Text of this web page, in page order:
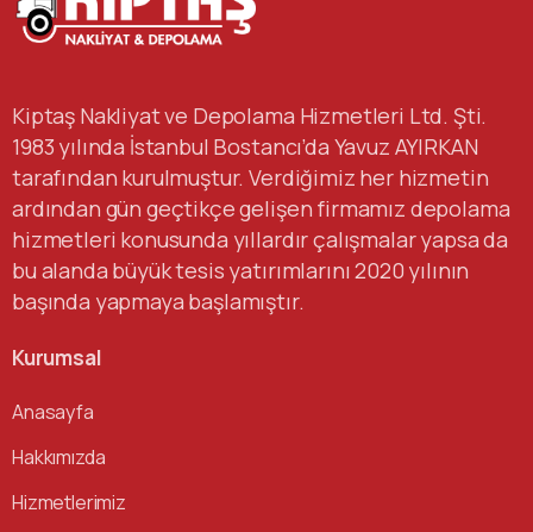
Kiptaş Nakliyat ve Depolama Hizmetleri Ltd. Şti.
1983 yılında İstanbul Bostancı’da Yavuz AYIRKAN
tarafından kurulmuştur. Verdiğimiz her hizmetin
ardından gün geçtikçe gelişen firmamız depolama
hizmetleri konusunda yıllardır çalışmalar yapsa da
bu alanda büyük tesis yatırımlarını 2020 yılının
başında yapmaya başlamıştır.
Kurumsal
Anasayfa
Hakkımızda
Hizmetlerimiz